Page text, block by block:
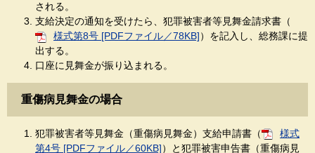
される。
支給決定の通知を受けたら、犯罪被害者等見舞金請求書（
様式第8号 [PDFファイル／78KB]）を記入し、総務課に提
出する。
口座に見舞金が振り込まれる。
重傷病見舞金の場合
犯罪被害者等見舞金（重傷病見舞金）支給申請書（
様式
第4号 [PDFファイル／60KB]）と犯罪被害申告書（重傷病見